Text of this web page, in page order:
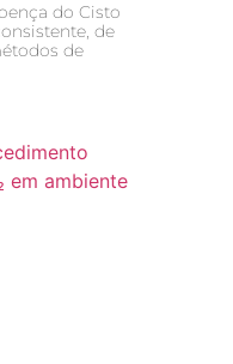
do Cisto
de
de